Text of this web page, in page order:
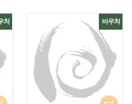
처 바우처